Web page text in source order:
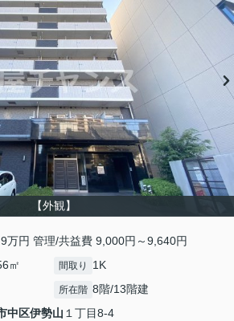
【外観】
万円 管理/共益費 9,000円～9,640円
㎡ 間取り 1K
所在階 8階/13階建
中区伊勢山 １丁目8-4